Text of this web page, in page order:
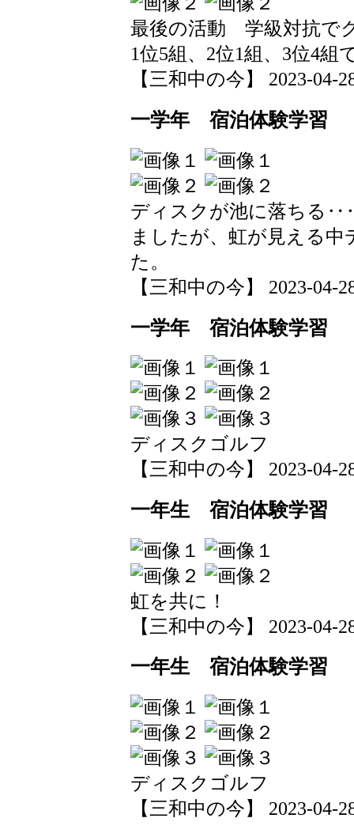
最後の活動 学級対抗で
1位5組、2位1組、3位4組
【三和中の今】 2023-04-
一学年 宿泊体験学習
ディスクが池に落ちる
ましたが、虹が見える
た。
【三和中の今】 2023-04-
一学年 宿泊体験学習
ディスクゴルフ
【三和中の今】 2023-04-
一年生 宿泊体験学習
虹を共に！
【三和中の今】 2023-04-
一年生 宿泊体験学習
ディスクゴルフ
【三和中の今】 2023-04-